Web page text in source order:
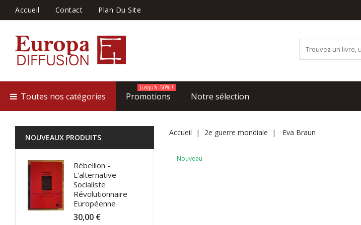
Accueil Contact Plan Du Site
Toutes nos catégories Promotions
Jusqu'à -50% !
Notre sélection
NOUVEAUX PRODUITS
Rébellion -
L'alternative
Socialiste
Révolutionnaire
Européenne
30,00 €
Accueil 2e guerre mondiale Eva Braun
Nouveau